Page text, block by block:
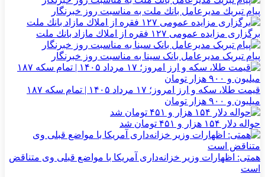
پیام تبریك مدیرعامل بانك ملت به مناسبت روز خبرنگار
برگزاری مزایده عمومی ۱۲۷ فقره از املاك مازاد بانك ملت
پیام تبریک مدیرعامل بانک سینا به مناسبت روز خبرنگار
قیمت طلا، سکه و ارز امروز؛ ۱۷ مرداد ۱۴۰۵ | تمام سکه ۱۸۷
میلیون و ۹۰۰ هزار تومان
حواله دلار ۱۵۴ هزار و ۴۵۱ تومان شد
همتی: اظهارات وزیر خزانه‌داری آمریکا با مواضع قبلی وی متناقض
است